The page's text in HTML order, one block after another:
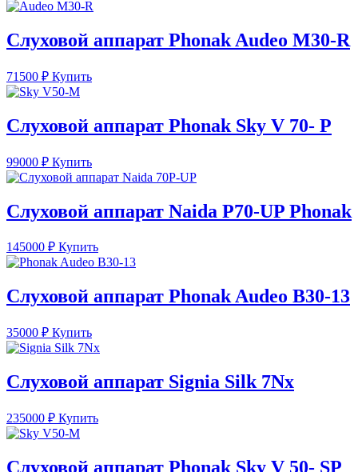
Слуховой аппарат Phonak Audeo M30-R
71500 ₽ Купить
Слуховой аппарат Phonak Sky V 70- P
99000 ₽ Купить
Слуховой аппарат Naida P70-UP Phonak
145000 ₽ Купить
Слуховой аппарат Phonak Audeo B30-13
35000 ₽ Купить
Слуховой аппарат Signia Silk 7Nx
235000 ₽ Купить
Слуховой аппарат Phonak Sky V 50- SP